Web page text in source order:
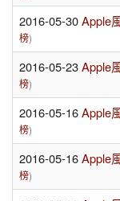
2016-05-30Apple
榜)
2016-05-23Apple
榜)
2016-05-16Apple
榜)
2016-05-16Apple
榜)